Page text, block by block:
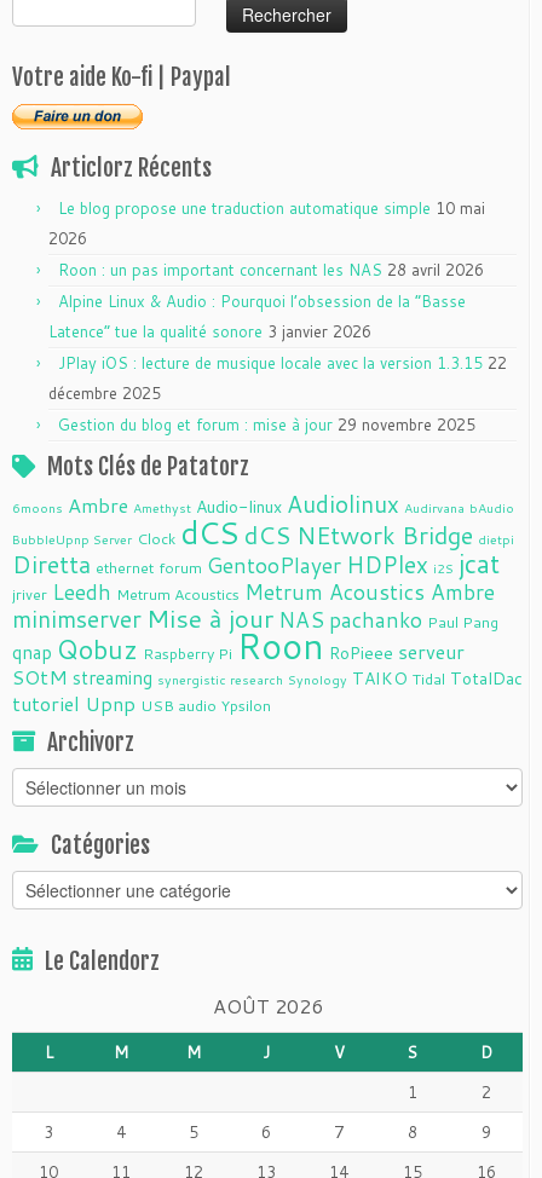
Votre aide Ko-fi | Paypal
Articlorz Récents
Le blog propose une traduction automatique simple 10 mai
2026
Roon : un pas important concernant les NAS 28 avril 2026
Alpine Linux & Audio : Pourquoi l’obsession de la “Basse
Latence” tue la qualité sonore 3 janvier 2026
JPlay iOS : lecture de musique locale avec la version 1.3.15 22
décembre 2025
Gestion du blog et forum : mise à jour 29 novembre 2025
Mots Clés de Patatorz
6moons Ambre Amethyst Audio-linux Audiolinux Audirvana bAudio
BubbleUpnp Server Clock dCS dCS NEtwork Bridge dietpi
Diretta ethernet forum GentooPlayer HDPlex i2S jcat
jriver Leedh Metrum Acoustics Metrum Acoustics Ambre
minimserver Mise à jour NAS pachanko Paul Pang
qnap Qobuz Raspberry Pi Roon RoPieee serveur
SOtM streaming synergistic research Synology TAIKO Tidal TotalDac
tutoriel Upnp USB audio Ypsilon
Archivorz
Archivorz
Catégories
Catégories
Le Calendorz
AOÛT 2026
L M M J V S
D
1
2
3
4 5 6 7 8
9
10
11 12 13 14 15 16